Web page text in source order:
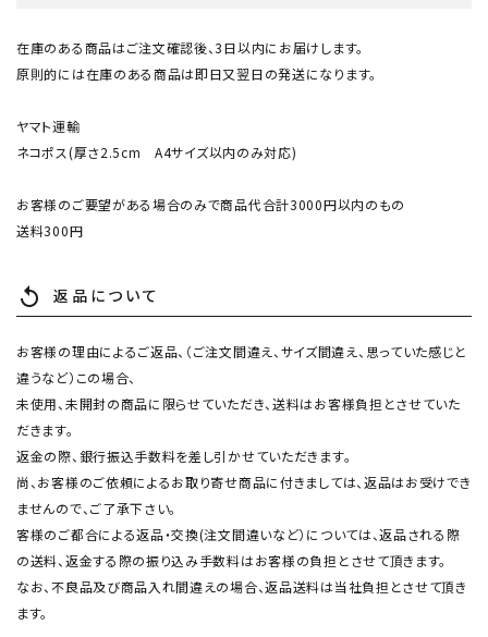
在庫のある商品はご注文確認後、3日以内にお届けします。
原則的には在庫のある商品は即日又翌日の発送になります。
ヤマト運輸
ネコポス(厚さ2.5cm A4サイズ以内のみ対応)
お客様のご要望がある場合のみで商品代合計3000円以内のもの
送料300円
replay 返品について
お客様の理由によるご返品、（ご注文間違え、サイズ間違え、思っていた感じと
違うなど）この場合、
未使用、未開封の商品に限らせていただき、送料はお客様負担とさせていた
だきます。
返金の際、銀行振込手数料を差し引かせていただきます。
尚、お客様のご依頼によるお取り寄せ商品に付きましては、返品はお受けでき
ませんので、ご了承下さい。
客様のご都合による返品・交換(注文間違いなど）については、返品される際
の送料、返金する際の振り込み手数料はお客様の負担とさせて頂きます。
なお、不良品及び商品入れ間違えの場合、返品送料は当社負担とさせて頂き
ます。